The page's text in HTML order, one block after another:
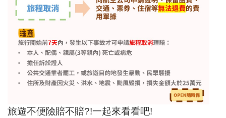
旅遊不便險賠不賠?!一起來看看吧!